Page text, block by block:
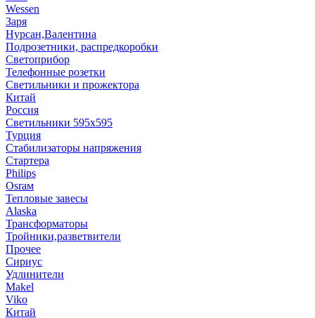
Wessen
Заря
Нурсан,Валентина
Подрозетники, распредкоробки
Светоприбор
Телефонные розетки
Светильники и прожектора
Китай
Россия
Светильники 595х595
Турция
Стабилизаторы напряжения
Стартера
Philips
Оsrам
Тепловые завесы
Alaska
Трансформаторы
Тройники,разветвители
Прочее
Сириус
Удлинители
Makel
Viko
Китай